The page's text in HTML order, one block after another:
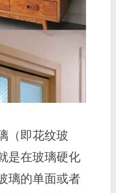
（即花纹玻
是在玻璃硬化
璃的单面或者